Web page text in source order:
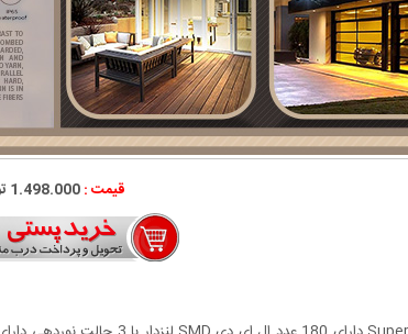
قیمت :1.498.000 تومان